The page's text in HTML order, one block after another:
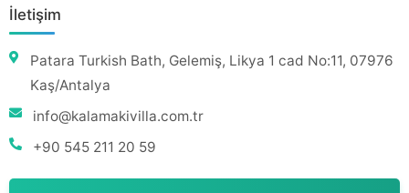
İletişim
Patara Turkish Bath, Gelemiş, Likya 1 cad No:11, 07976
Kaş/Antalya
info@kalamakivilla.com.tr
+90 545 211 20 59